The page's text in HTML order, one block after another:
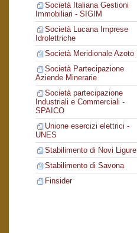
Società Italiana Gestioni
Immobiliari - SIGIM
Società Lucana Imprese
Idrolettriche
Società Meridionale Azoto
Società Partecipazione
Aziende Minerarie
Società partecipazione
Industriali e Commerciali -
SPAICO
Unione esercizi elettrici -
UNES
Stabilimento di Novi Ligure
Stabilimento di Savona
Finsider